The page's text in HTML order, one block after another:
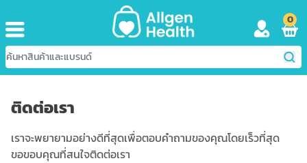
0
ติดต่อเรา
เราจะพยายามอย่างดีที่สุดเพื่อตอบคำถามของคุณโดยเร็วที่สุด
ขอขอบคุณที่สนใจติดต่อเรา